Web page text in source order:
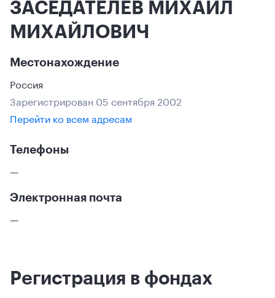
ЗАСЕДАТЕЛЕВ МИХАИЛ
МИХАЙЛОВИЧ
Местонахождение
Россия
Зарегистрирован 05 сентября 2002
Перейти ко всем адресам
Телефоны
—
Электронная почта
—
Регистрация в фондах